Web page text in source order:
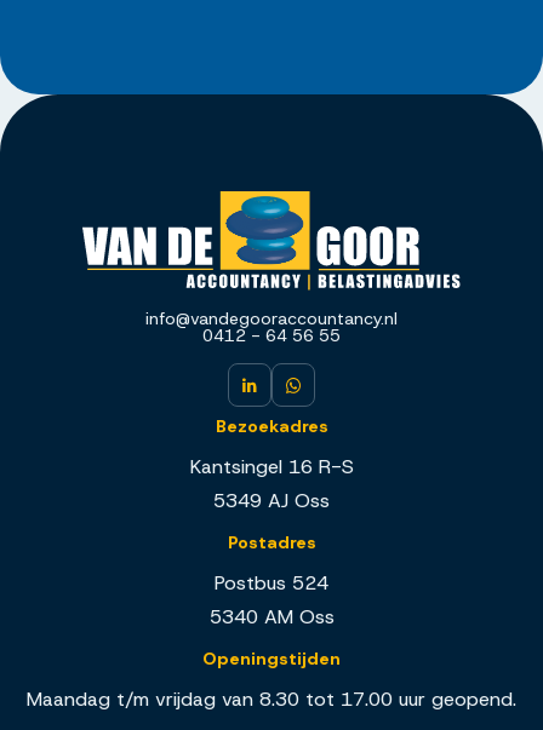
info@vandegooraccountancy.nl
0412 - 64 56 55
Bezoekadres
Kantsingel 16 R-S
5349 AJ Oss
Postadres
Postbus 524
5340 AM Oss
Openingstijden
Maandag t/m vrijdag van 8.30 tot 17.00 uur geopend.